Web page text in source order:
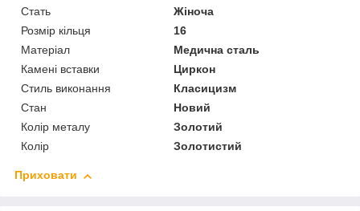
Стать
Жіноча
Розмір кільця
16
Матеріал
Медична сталь
Камені вставки
Циркон
Стиль виконання
Класицизм
Стан
Новий
Колір металу
Золотий
Колір
Золотистий
Приховати